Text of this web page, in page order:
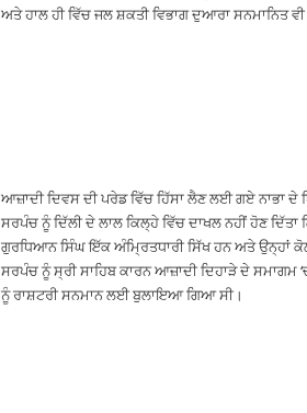
ਅਤੇ ਹਾਲ ਹੀ ਵਿੱਚ ਜਲ ਸ਼ਕਤੀ ਵਿਭਾਗ ਦੁਆਰਾ ਸਨਮਾਨਿਤ
ਆਜ਼ਾਦੀ ਦਿਵਸ ਦੀ ਪਰੇਡ ਵਿੱਚ ਹਿੱਸਾ ਲੈਣ ਲਈ ਗਏ ਨਾਭਾ ਦੇ
ਸਰਪੰਚ ਨੂੰ ਦਿੱਲੀ ਦੇ ਲਾਲ ਕਿਲ੍ਹੇ ਵਿੱਚ ਦਾਖਲ ਨਹੀਂ ਹੋਣ
ਗੁਰਧਿਆਨ ਸਿੰਘ ਇੱਕ ਅੰਮ੍ਰਿਤਧਾਰੀ ਸਿੱਖ ਹਨ ਅਤੇ ਉਨ੍ਹਾਂ
ਸਰਪੰਚ ਨੂੰ ਸ੍ਰੀ ਸਾਹਿਬ ਕਾਰਨ ਆਜ਼ਾਦੀ ਦਿਹਾੜੇ ਦੇ ਸਮਾਗਮ
ਨੂੰ ਰਾਸ਼ਟਰੀ ਸਨਮਾਨ ਲਈ ਬੁਲਾਇਆ ਗਿਆ ਸੀ।